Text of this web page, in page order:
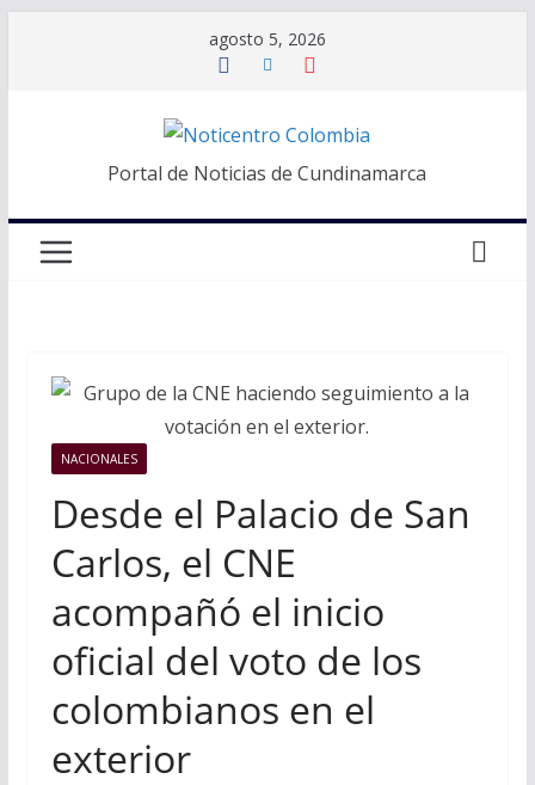
agosto 5, 2026
Portal de Noticias de Cundinamarca
NACIONALES
Desde el Palacio de San
Carlos, el CNE
acompañó el inicio
oficial del voto de los
colombianos en el
exterior